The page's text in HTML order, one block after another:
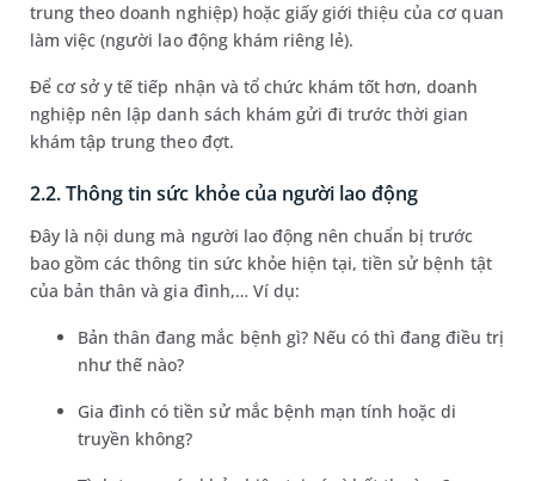
trung theo doanh nghiệp) hoặc giấy giới thiệu của cơ quan
làm việc (người lao động khám riêng lẻ).
Để cơ sở y tế tiếp nhận và tổ chức khám tốt hơn, doanh
nghiệp nên lập danh sách khám gửi đi trước thời gian
khám tập trung theo đợt.
2.2. Thông tin sức khỏe của người lao động
Đây là nội dung mà người lao động nên chuẩn bị trước
bao gồm các thông tin sức khỏe hiện tại, tiền sử bệnh tật
của bản thân và gia đình,… Ví dụ:
Bản thân đang mắc bệnh gì? Nếu có thì đang điều trị
như thế nào?
Gia đình có tiền sử mắc bệnh mạn tính hoặc di
truyền không?